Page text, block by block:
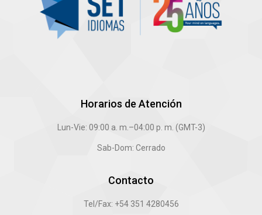
Horarios de Atención
Lun-Vie: 09:00 a. m.–04:00 p. m. (GMT-3)
Sab-Dom: Cerrado
Contacto
Tel/Fax: +54 351 4280456